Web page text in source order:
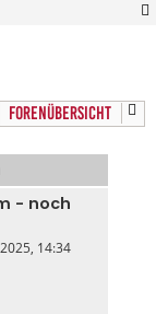
FORENÜBERSICHT
- noch
14:34